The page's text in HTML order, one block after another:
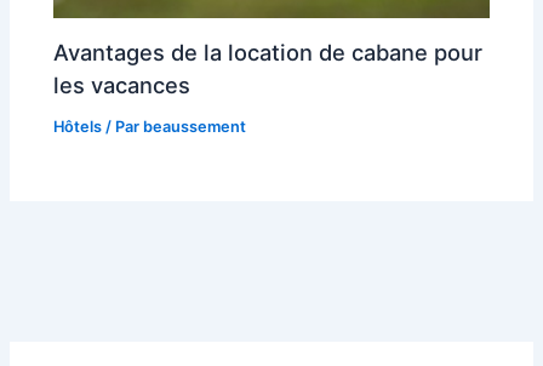
Avantages de la location de cabane pour
les vacances
Hôtels / Par beaussement